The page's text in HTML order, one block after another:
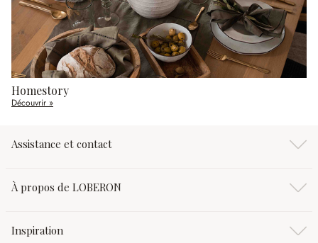
Homestory
Découvrir »
Assistance et contact
À propos de LOBERON
Inspiration